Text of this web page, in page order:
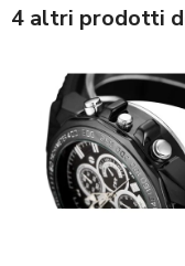
4 altri prodotti